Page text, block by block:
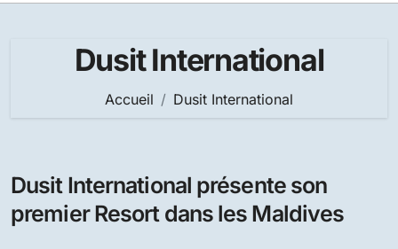
Dusit International
Accueil Dusit International
Dusit International présente son
premier Resort dans les Maldives